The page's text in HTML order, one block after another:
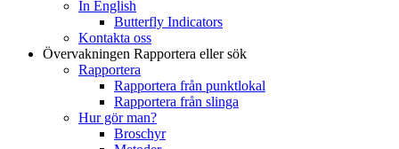
In English
Butterfly Indicators
Kontakta oss
Övervakningen Rapportera eller sök
Rapportera
Rapportera från punktlokal
Rapportera från slinga
Hur gör man?
Broschyr